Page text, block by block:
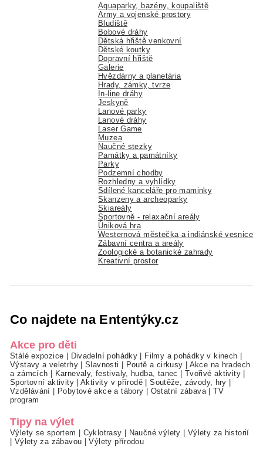
Aquaparky, bazény, koupaliště
Army a vojenské prostory
Bludiště
Bobové dráhy
Dětská hřiště venkovní
Dětské koutky
Dopravní hřiště
Galerie
Hvězdárny a planetária
Hrady, zámky, tvrze
In-line dráhy
Jeskyně
Lanové parky
Lanové dráhy
Laser Game
Muzea
Naučné stezky
Památky a památníky
Parky
Podzemní chodby
Rozhledny a vyhlídky
Sdílené kanceláře pro maminky
Skanzeny a archeoparky
Skiareály
Sportovně - relaxační areály
Úniková hra
Westernová městečka a indiánské vesnice
Zábavní centra a areály
Zoologické a botanické zahrady
Kreativní prostor
Co najdete na Ententýky.cz
Akce pro děti
Stálé expozice Divadelní pohádky Filmy a pohádky v kinech
Výstavy a veletrhy|Slavnosti Poutě a cirkusy
Akce na hradech
a zámcích
Karnevaly, festivaly, hudba, tanec Tvořivé aktivity
Sportovní aktivity|Aktivity v přírodě |Soutěže, závody, hry
Vzdělávání
Pobytové akce a tábory Ostatní zábava |TV
program
Tipy na výlet
Výlety se sportem Cyklotrasy Naučné výlety
Výlety za historií
Výlety za zábavou |Výlety přírodou